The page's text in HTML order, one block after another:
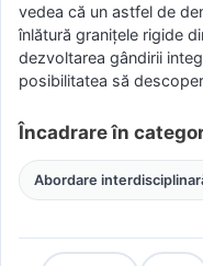
vedea că un astfel de
înlătură graniţele rigide
dezvoltarea gândirii
posibilitatea să
Încadrare în
Abordare